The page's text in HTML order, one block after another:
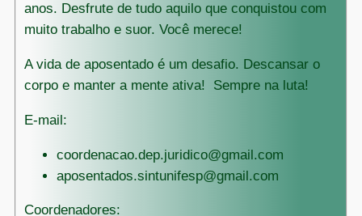
anos. Desfrute de tudo aquilo que conquistou com
muito trabalho e suor. Você merece!
A vida de aposentado é um desafio. Descansar o
corpo e manter a mente ativa! Sempre na luta!
E-mail:
coordenacao.dep.juridico@gmail.com
aposentados.sintunifesp@gmail.com
Coordenadores: